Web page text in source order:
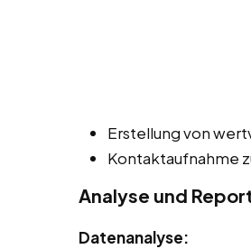
Erstellung von
Kontaktaufnahme
Analyse und
Datenanalyse: